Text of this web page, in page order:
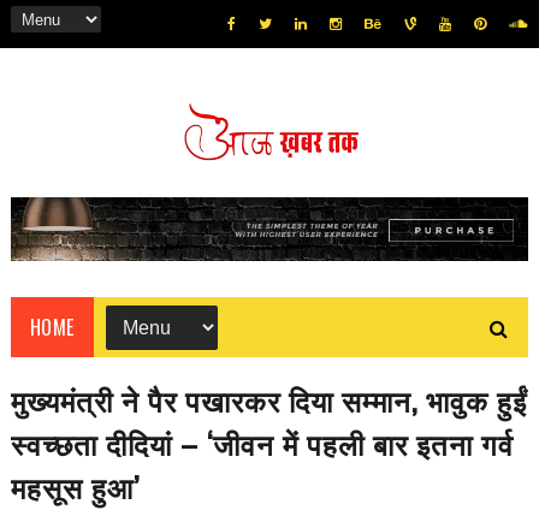
HOME
मुख्यमंत्री ने पैर पखारकर दिया सम्मान, भावुक हुईं
स्वच्छता दीदियां – ‘जीवन में पहली बार इतना गर्व
महसूस हुआ’